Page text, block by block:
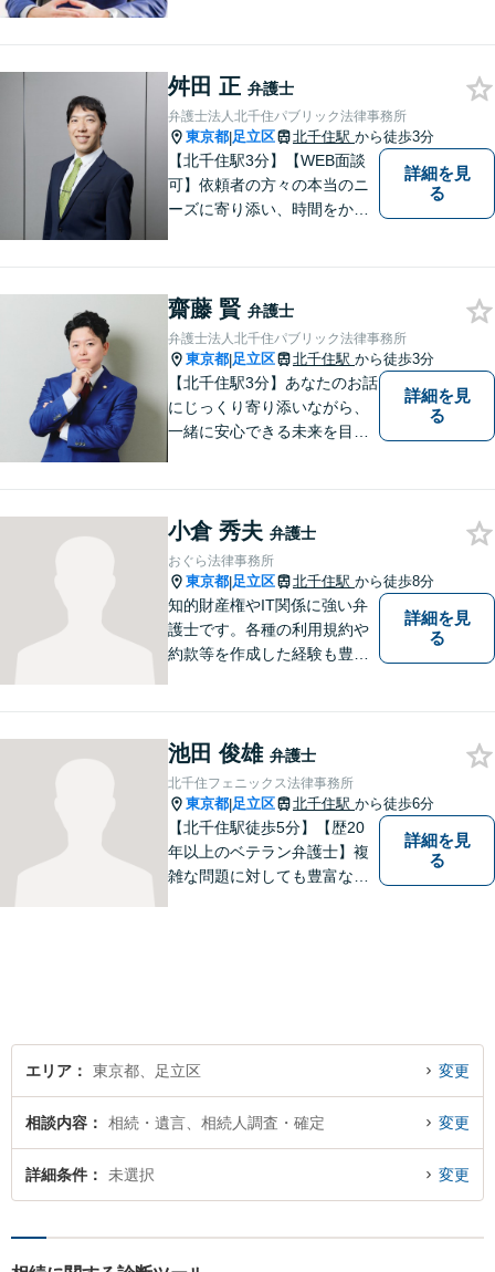
間／休日対応可能】新たな生
活へと導けるよう、尽力しま
す。
舛田 正 弁護士
弁護士法人北千住パブリック法律事務所
東京都|足立区 北千住駅 から徒歩3分
【北千住駅3分】【WEB面談
可】依頼者の方々の本当のニ
ーズに寄り添い、時間をかけ
解決を見つけ出すことを目指
します。
詳細を見
る
齋藤 賢 弁護士
弁護士法人北千住パブリック法律事務所
東京都|足立区 北千住駅 から徒歩3分
【北千住駅3分】あなたのお話
にじっくり寄り添いながら、
一緒に安心できる未来を目指
を目指しています。まずはお
気軽にご相談ください【丁寧
なヒアリング】【完全個室で
相談】
詳細を見
る
小倉 秀夫 弁護士
おぐら法律事務所
東京都|足立区 北千住駅 から徒歩8分
知的財産権やIT関係に強い弁
護士です。各種の利用規約や
約款等を作成した経験も豊富
ット上での誹謗中傷対策も得
意です。
詳細を見
る
池田 俊雄 弁護士
北千住フェニックス法律事務所
東京都|足立区 北千住駅 から徒歩6分
【北千住駅徒歩5分】【歴20
年以上のベテラン弁護士】複
雑な問題に対しても豊富な経
詳細を見
る
エリア 東京都、足立区 変更
相談内容 相続・遺言、相続人調査・確定 変更
詳細条件 未選択 変更